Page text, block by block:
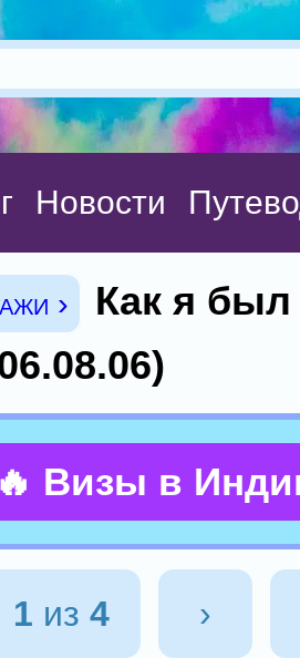
Новости
›
Как я
🔥 Визы в
1 из 4 ›